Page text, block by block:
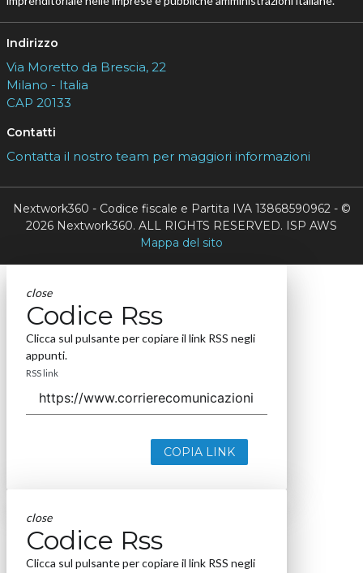
Indirizzo
Via Moretto da Brescia, 22
Milano - Italia
CAP 20133
Contatti
Contatta il nostro team per maggiori informazioni
Nextwork360 - Codice fiscale e Partita IVA 13868590962 - ©
2026 Nextwork360. ALL RIGHTS RESERVED. ISP AWS
Mappa del sito
close
Codice Rss
Clicca sul pulsante per copiare il link RSS negli
appunti.
RSS link
COPIA LINK
close
Codice Rss
Clicca sul pulsante per copiare il link RSS negli